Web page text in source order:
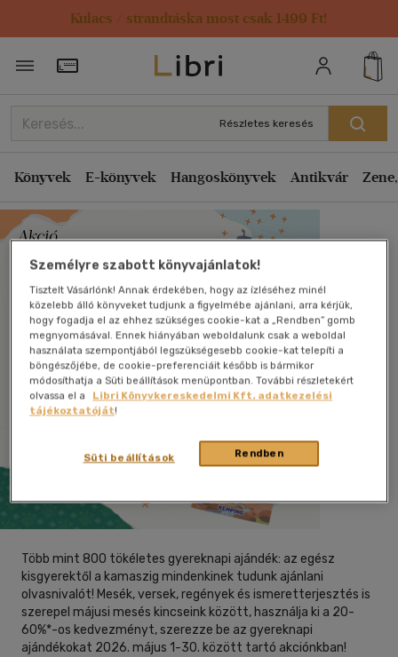
Kulacs / strandtáska most csak 1499 Ft!
Törzsvásárlói Kártya adatai
Részletes keresés
Könyvek E-könyvek Hangoskönyvek Antikvár
Több mint 800 tökéletes gyereknapi ajándék: az egész
kisgyerektől a kamaszig mindenkinek tudunk ajánlani
olvasnivalót! Mesék, versek, regények és ismeretterjesztés is
szerepel májusi mesés kincseink között, használja ki a 20-
60%*-os kedvezményt, szerezze be az gyereknapi
ajándékokat 2026. május 1-30. között tartó akciónkban!
Személyre szabott könyvajánlatok!
Tisztelt Vásárlónk! Annak érdekében, hogy az ízléséhez minél
közelebb álló könyveket tudjunk a figyelmébe ajánlani, arra kérjük,
hogy fogadja el az ehhez szükséges cookie-kat a „Rendben” gomb
megnyomásával. Ennek hiányában weboldalunk csak a weboldal
használata szempontjából legszükségesebb cookie-kat telepíti a
böngészőjébe, de cookie-preferenciáit később is bármikor
módosíthatja a Süti beállítások menüpontban. További részletekért
olvassa el a
Libri Könyvkereskedelmi Kft. adatkezelési
tájékoztatóját!
Rendben
Süti beállítások